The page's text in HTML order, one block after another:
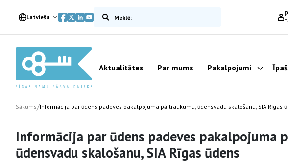
Latviešu Meklēt vietnē
Aktualitātes Par mums Pakalpojumi Parādīt
Sākums/Informācija par ūdens padeves pakalpojuma pārtraukumu, ūdensvadu skalošanu, SIA Rīgas
Informācija par ūdens padeves pakalpojuma
ūdensvadu skalošanu, SIA Rīgas ūdens